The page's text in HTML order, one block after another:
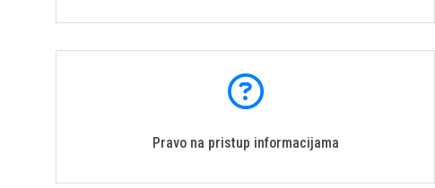
Pravo na pristup informacijama